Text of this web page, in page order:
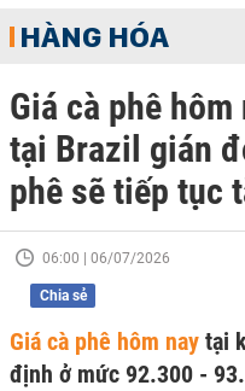
HÀNG HÓA
Giá cà phê
tại Brazil gián
phê sẽ tiếp tục
06:00 | 06/07/2026
Chia sẻ
Giá cà phê hôm nay tại
định ở mức 92.300 -